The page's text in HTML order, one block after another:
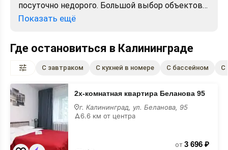
посуточно недорого. Большой выбор объектов
для отдыха. Сравнивайте цены, читайте отзывы,
Показать ещё
Где остановиться в Калининграде
С завтраком С кухней в номере С бассейном С
2х-
комнатная
квартира
95
в
июне
2х-комнатная квартира Беланова 95
г. Калининград, ул. Беланова, 95
6.6 км от центра
от 3 696 ₽